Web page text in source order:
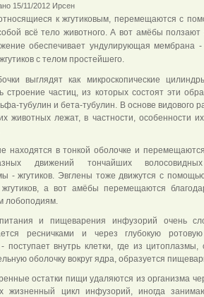
15/11/2012 Ирсен
к жгутиковым, перемещаются с
всё тело животного. А вот амёбы
обеспечивает ундулирующая мембрана
с телом простейшего.
выглядят как микроскопические
строение частиц, из которых состоят эти
тубулин и бета-тубулин. В основе видового
животных лежат, в частности, особенности
находятся в тонкой оболочке и
движений тончайших
- жгутиков. Эвглены тоже движутся с
жгутиков, а вот амёбы перемещаются
лобоподиям.
и пищеварения инфузорий очень
ресничками и через глубокую
поступает внутрь клетки, где из цитоплазмы,
оболочку вокруг ядра, образуется
остатки пищи удаляются из организма
жизненный цикл инфузорий, иногда